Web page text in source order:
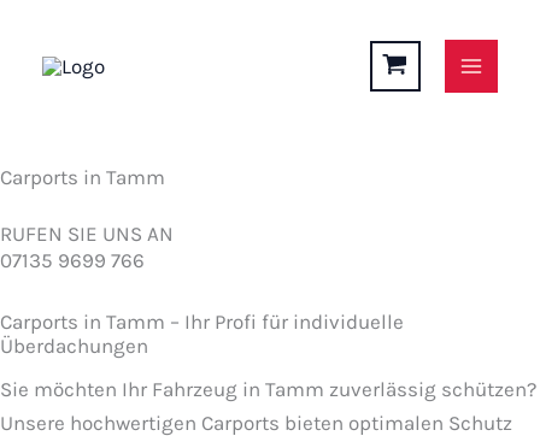
springen
Carports in Tamm
RUFEN SIE UNS AN
07135 9699 766
Carports in Tamm – Ihr Profi für individuelle
Überdachungen
Sie möchten Ihr Fahrzeug in Tamm zuverlässig schützen?
Unsere hochwertigen Carports bieten optimalen Schutz